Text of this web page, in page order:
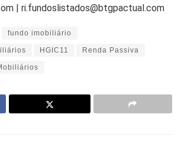
| ri.fundoslistados@btgpactual.com
fundo imobiliário
HGIC11 Renda Passiva